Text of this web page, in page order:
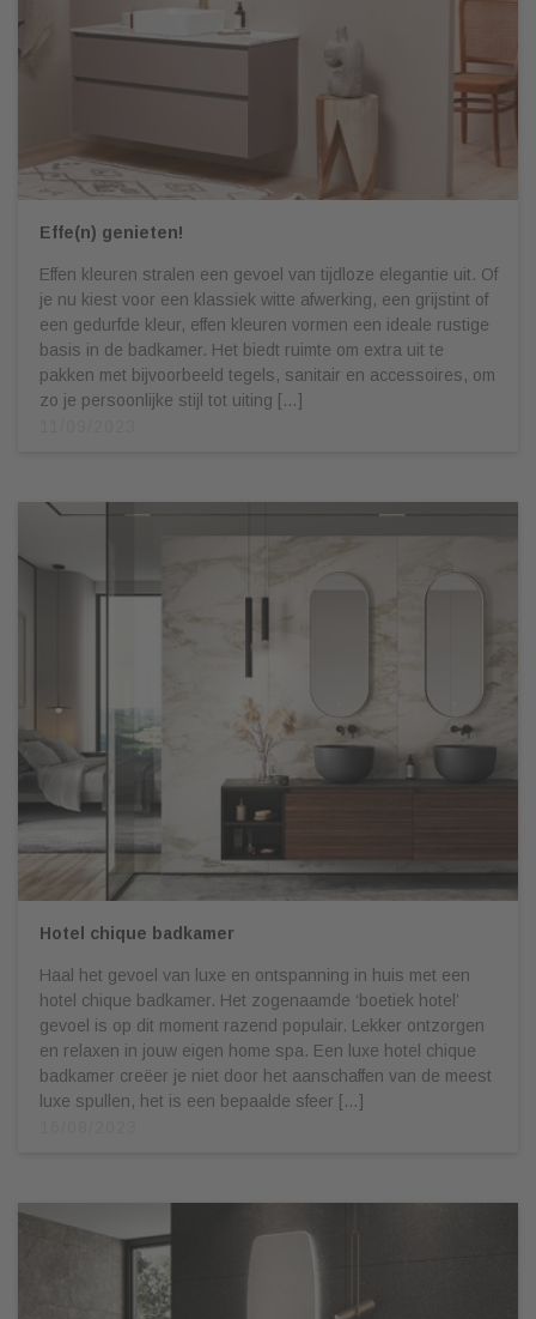
Effe(n) genieten!
Effen kleuren stralen een gevoel van tijdloze elegantie uit. Of
je nu kiest voor een klassiek witte afwerking, een grijstint of
een gedurfde kleur, effen kleuren vormen een ideale rustige
basis in de badkamer. Het biedt ruimte om extra uit te
pakken met bijvoorbeeld tegels, sanitair en accessoires, om
zo je persoonlijke stijl tot uiting […]
Hotel chique badkamer
Haal het gevoel van luxe en ontspanning in huis met een
hotel chique badkamer. Het zogenaamde ‘boetiek hotel’
gevoel is op dit moment razend populair. Lekker ontzorgen
en relaxen in jouw eigen home spa. Een luxe hotel chique
badkamer creëer je niet door het aanschaffen van de meest
luxe spullen, het is een bepaalde sfeer […]